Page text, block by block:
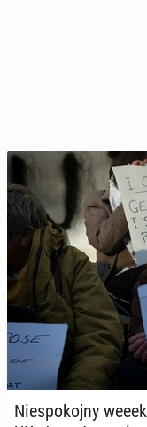
Nie­spo­koj­ny